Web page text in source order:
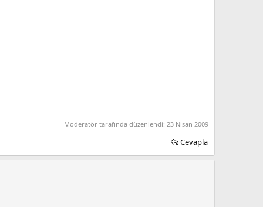
Moderatör tarafında düzenlendi: 23 Nisan 2009
Cevapla